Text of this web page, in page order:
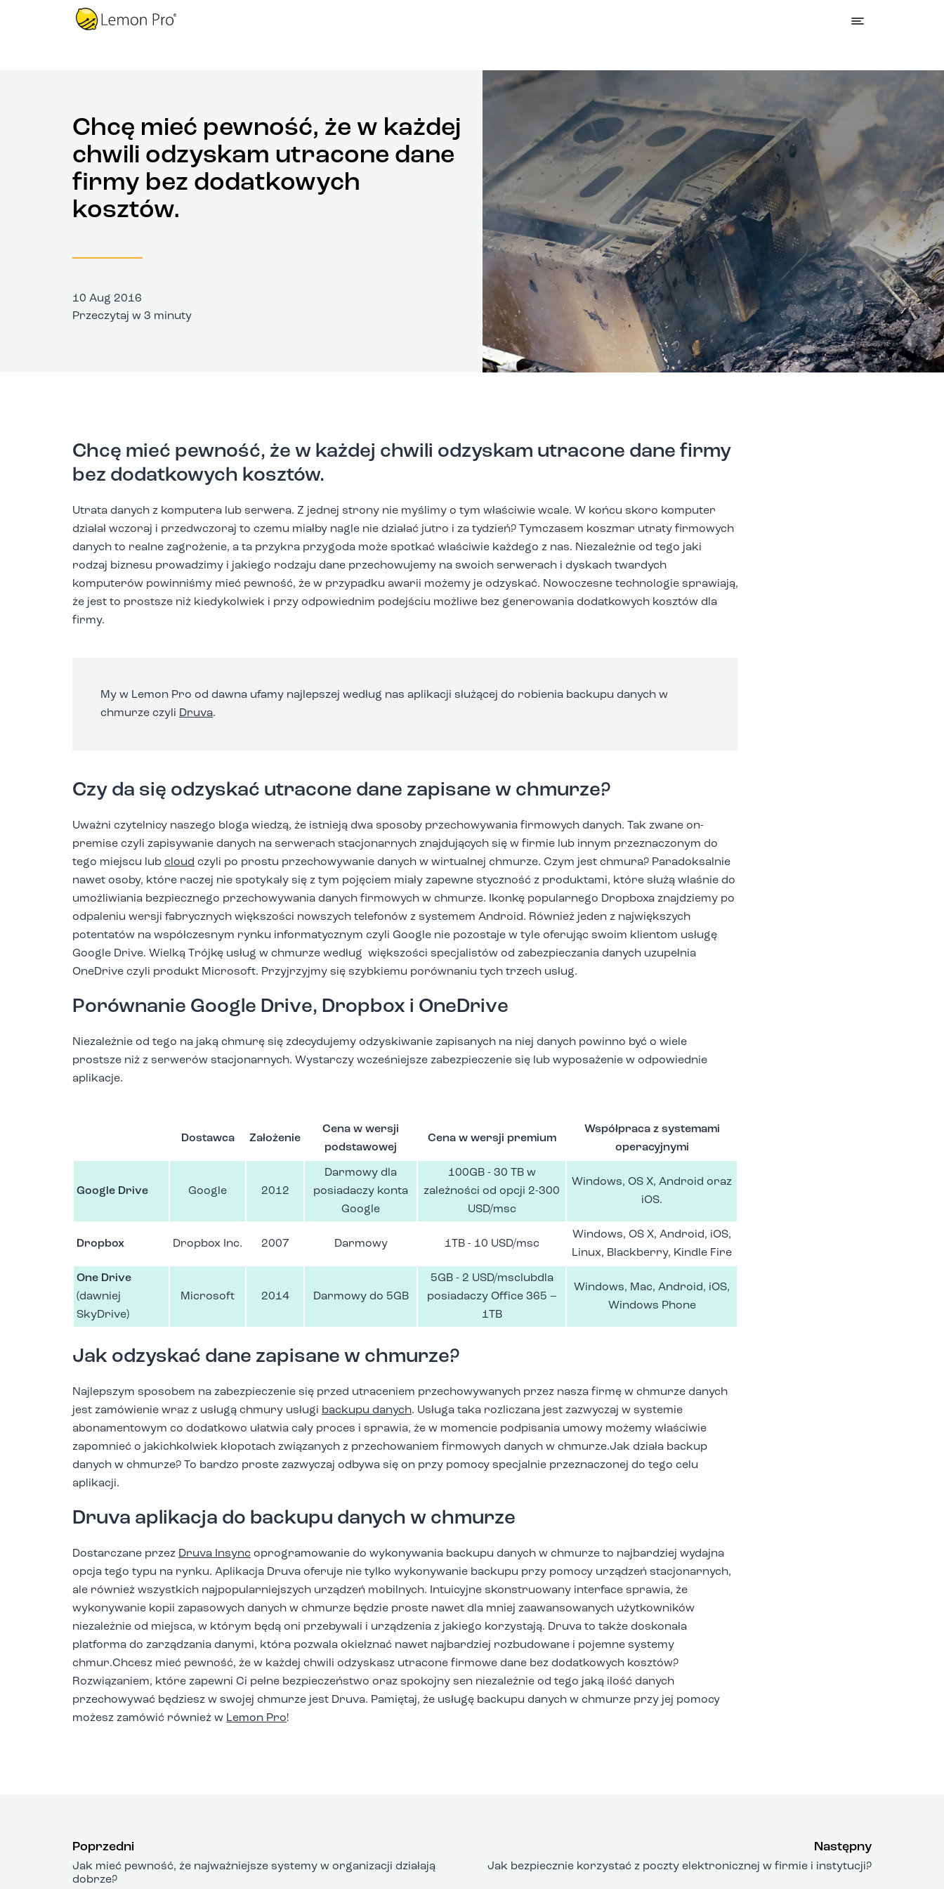
Chcę mieć pewność, że w każdej
chwili odzyskam utracone dane
firmy bez dodatkowych
kosztów.
10 Aug 2016
Przeczytaj w 3 minuty
Chcę mieć pewność, że w każdej chwili odzyskam utracone dane firmy
bez dodatkowych kosztów.
Utrata danych z komputera lub serwera. Z jednej strony nie myślimy o tym właściwie wcale. W końcu skoro komputer
działał wczoraj i przedwczoraj to czemu miałby nagle nie działać jutro i za tydzień? Tymczasem koszmar utraty firmowych
danych to realne zagrożenie, a ta przykra przygoda może spotkać właściwie każdego z nas. Niezależnie od tego jaki
rodzaj biznesu prowadzimy i jakiego rodzaju dane przechowujemy na swoich serwerach i dyskach twardych
komputerów powinniśmy mieć pewność, że w przypadku awarii możemy je odzyskać. Nowoczesne technologie sprawiają,
że jest to prostsze niż kiedykolwiek i przy odpowiednim podejściu możliwe bez generowania dodatkowych kosztów dla
firmy.
My w Lemon Pro od dawna ufamy najlepszej według nas aplikacji służącej do robienia backupu danych w
chmurze czyli Druva.
Czy da się odzyskać utracone dane zapisane w chmurze?
Uważni czytelnicy naszego bloga wiedzą, że istnieją dwa sposoby przechowywania firmowych danych. Tak zwane on-
premise czyli zapisywanie danych na serwerach stacjonarnych znajdujących się w firmie lub innym przeznaczonym do
tego miejscu lub cloud czyli po prostu przechowywanie danych w wirtualnej chmurze. Czym jest chmura? Paradoksalnie
nawet osoby, które raczej nie spotykały się z tym pojęciem miały zapewne styczność z produktami, które służą właśnie do
umożliwiania bezpiecznego przechowywania danych firmowych w chmurze. Ikonkę popularnego Dropboxa znajdziemy po
odpaleniu wersji fabrycznych większości nowszych telefonów z systemem Android. Również jeden z największych
potentatów na współczesnym rynku informatycznym czyli Google nie pozostaje w tyle oferując swoim klientom usługę
Google Drive. Wielką Trójkę usług w chmurze według większości specjalistów od zabezpieczania danych uzupełnia
OneDrive czyli produkt Microsoft. Przyjrzyjmy się szybkiemu porównaniu tych trzech usług.
Porównanie Google Drive, Dropbox i OneDrive
Niezależnie od tego na jaką chmurę się zdecydujemy odzyskiwanie zapisanych na niej danych powinno być o wiele
prostsze niż z serwerów stacjonarnych. Wystarczy wcześniejsze zabezpieczenie się lub wyposażenie w odpowiednie
aplikacje.
Dostawca Założenie
Cena w wersji
podstawowej
Cena w wersji premium
Współpraca z systemami
operacyjnymi
Google Drive Google 2012
Darmowy dla
posiadaczy konta
Google
100GB - 30 TB w
zależności od opcji 2-300
USD/msc
Windows, OS X, Android oraz
iOS.
Dropbox Dropbox Inc. 2007 Darmowy 1TB - 10 USD/msc
Windows, OS X, Android, iOS,
Linux, Blackberry, Kindle Fire
One Drive
(dawniej
SkyDrive)
Microsoft 2014 Darmowy do 5GB
5GB - 2 USD/msclubdla
posiadaczy Office 365 –
1TB
Windows, Mac, Android, iOS,
Windows Phone
Jak odzyskać dane zapisane w chmurze?
Najlepszym sposobem na zabezpieczenie się przed utraceniem przechowywanych przez nasza firmę w chmurze danych
jest zamówienie wraz z usługą chmury usługi backupu danych. Usługa taka rozliczana jest zazwyczaj w systemie
abonamentowym co dodatkowo ułatwia cały proces i sprawia, że w momencie podpisania umowy możemy właściwie
zapomnieć o jakichkolwiek kłopotach związanych z przechowaniem firmowych danych w chmurze.Jak działa backup
danych w chmurze? To bardzo proste zazwyczaj odbywa się on przy pomocy specjalnie przeznaczonej do tego celu
aplikacji.
Druva aplikacja do backupu danych w chmurze
Dostarczane przez Druva Insync oprogramowanie do wykonywania backupu danych w chmurze to najbardziej wydajna
opcja tego typu na rynku. Aplikacja Druva oferuje nie tylko wykonywanie backupu przy pomocy urządzeń stacjonarnych,
ale również wszystkich najpopularniejszych urządzeń mobilnych. Intuicyjne skonstruowany interface sprawia, że
wykonywanie kopii zapasowych danych w chmurze będzie proste nawet dla mniej zaawansowanych użytkowników
niezależnie od miejsca, w którym będą oni przebywali i urządzenia z jakiego korzystają. Druva to także doskonała
platforma do zarządzania danymi, która pozwala okiełznać nawet najbardziej rozbudowane i pojemne systemy
chmur.Chcesz mieć pewność, że w każdej chwili odzyskasz utracone firmowe dane bez dodatkowych kosztów?
Rozwiązaniem, które zapewni Ci pełne bezpieczeństwo oraz spokojny sen niezależnie od tego jaką ilość danych
przechowywać będziesz w swojej chmurze jest Druva. Pamiętaj, że usługę backupu danych w chmurze przy jej pomocy
możesz zamówić również w Lemon Pro!
Poprzedni
Jak mieć pewność, że najważniejsze systemy w organizacji działają
dobrze?
Następny
Jak bezpiecznie korzystać z poczty elektronicznej w firmie i instytucji?